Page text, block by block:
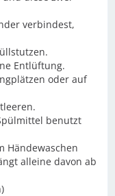
verbindest,
Entlüftung.
oder auf
benutzt
Händewaschen
alleine davon ab